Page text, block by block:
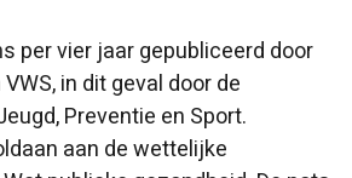
per vier jaar gepubliceerd door
in dit geval door de
Preventie en Sport.
aan de wettelijke